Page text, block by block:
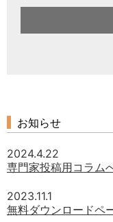
お知らせ
2024.4.22
専門家投稿用コラム
2023.11.1
無料ダウンロードペ